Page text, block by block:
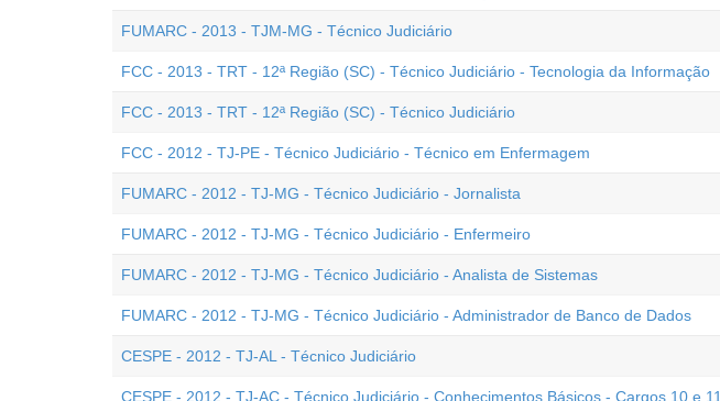
FUMARC - 2013 - TJM-MG - Técnico Judiciário
FCC - 2013 - TRT - 12ª Região (SC) - Técnico Judiciário - Tecnologia da Informação
FCC - 2013 - TRT - 12ª Região (SC) - Técnico Judiciário
FCC - 2012 - TJ-PE - Técnico Judiciário - Técnico em Enfermagem
FUMARC - 2012 - TJ-MG - Técnico Judiciário - Jornalista
FUMARC - 2012 - TJ-MG - Técnico Judiciário - Enfermeiro
FUMARC - 2012 - TJ-MG - Técnico Judiciário - Analista de Sistemas
FUMARC - 2012 - TJ-MG - Técnico Judiciário - Administrador de Banco de Dados
CESPE - 2012 - TJ-AL - Técnico Judiciário
CESPE - 2012 - TJ-AC - Técnico Judiciário - Conhecimentos Básicos - Cargos 10 e 11